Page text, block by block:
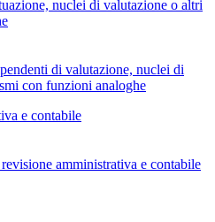
nuclei di valutazione o altri
di valutazione, nuclei di
con funzioni analoghe
e contabile
amministrativa e contabile